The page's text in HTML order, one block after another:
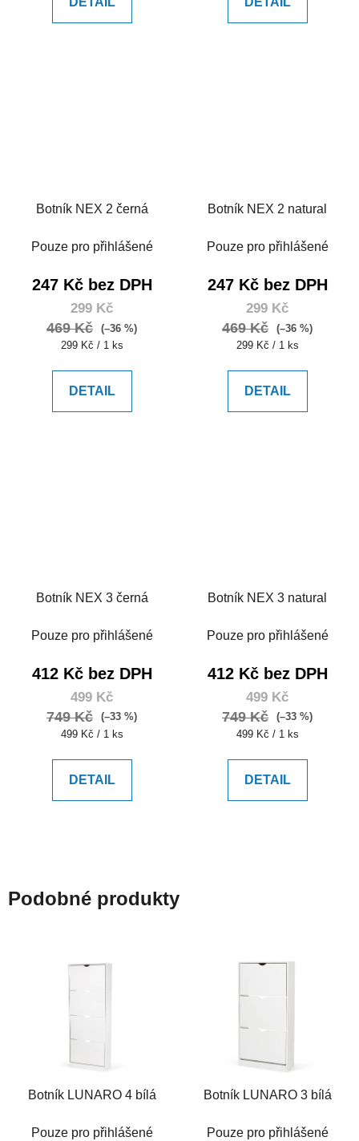
Botník NEX 2 černá
Pouze pro přihlášené
247 Kč bez DPH
299 Kč
469 Kč
(–36 %)
Měrná
299 Kč / 1 ks
DETAIL
Botník NEX 2 natural
Pouze pro přihlášené
247 Kč bez DPH
299 Kč
469 Kč
(–36 %)
Měrná
299 Kč / 1 ks
DETAIL
Botník NEX 3 černá
Pouze pro přihlášené
412 Kč bez DPH
499 Kč
749 Kč
(–33 %)
Měrná
499 Kč / 1 ks
DETAIL
Botník NEX 3 natural
Pouze pro přihlášené
412 Kč bez DPH
499 Kč
749 Kč
(–33 %)
Měrná
499 Kč / 1 ks
DETAIL
Podobné produkty
Botník LUNARO 4 bílá
Pouze pro přihlášené
Botník LUNARO 3 bílá
Pouze pro přihlášené